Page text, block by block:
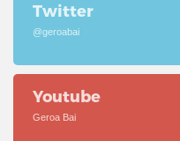
Twitter
@geroabai
Youtube
Geroa Bai